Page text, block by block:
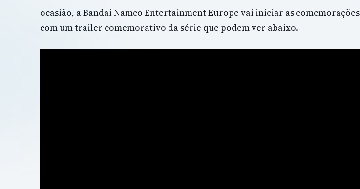
ocasião, a Bandai Namco Entertainment Europe vai iniciar as comemorações
com um trailer comemorativo da série que podem ver abaixo.